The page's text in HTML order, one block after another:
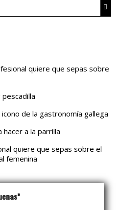
quiere que sepas sobre
de la gastronomía gallega
a la parrilla
quiere que sepas sobre el
femenina